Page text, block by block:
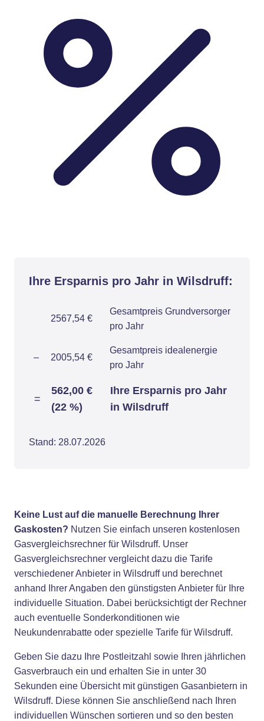
Ihre Ersparnis pro Jahr in Wilsdruff:
2567,54 €
Gesamtpreis Grundversorger
pro Jahr
– 2005,54 €
Gesamtpreis idealenergie
pro Jahr
=
562,00 €
(22 %)
Ihre Ersparnis pro Jahr
in Wilsdruff
Stand: 28.07.2026
Keine Lust auf die manuelle Berechnung Ihrer
Gaskosten? Nutzen Sie einfach unseren kostenlosen
Gasvergleichsrechner für Wilsdruff. Unser
Gasvergleichsrechner vergleicht dazu die Tarife
verschiedener Anbieter in Wilsdruff und berechnet
anhand Ihrer Angaben den günstigsten Anbieter für Ihre
individuelle Situation. Dabei berücksichtigt der Rechner
auch eventuelle Sonderkonditionen wie
Neukundenrabatte oder spezielle Tarife für Wilsdruff.
Geben Sie dazu Ihre Postleitzahl sowie Ihren jährlichen
Gasverbrauch ein und erhalten Sie in unter 30
Sekunden eine Übersicht mit günstigen Gasanbietern in
Wilsdruff. Diese können Sie anschließend nach Ihren
individuellen Wünschen sortieren und so den besten